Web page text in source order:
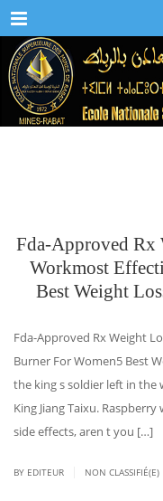
Menu
Fda-Approved Rx
Workmost
Best Weight
Fda-Approved Rx Weight
Burner For Women5 Best
the king s soldier left in the
King Jiang Taixu.
side effects, aren t you […]
BY EDITEUR NON CLASSIFIÉ(E)